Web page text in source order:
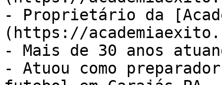
- Proprietário da
(https://
- Mais de 30 anos
- Atuou como